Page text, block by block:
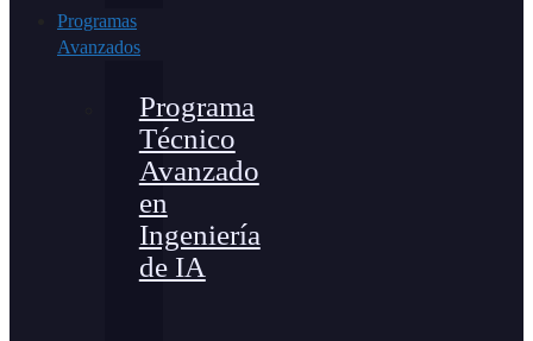
Programas
Avanzados
Programa
Técnico
Avanzado
en
Ingeniería
de IA